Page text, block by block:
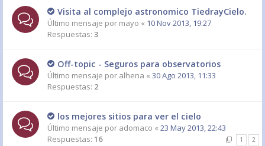
Visita al complejo astronomico TiedrayCielo.
Último mensaje por mayo « 10 Nov 2013, 19:27
Respuestas: 3
Off-topic - Seguros para observatorios
Último mensaje por alhena « 30 Ago 2013, 11:33
Respuestas: 2
los mejores sitios para ver el cielo
Último mensaje por adomaco « 23 May 2013, 22:43
Respuestas: 16 1 2